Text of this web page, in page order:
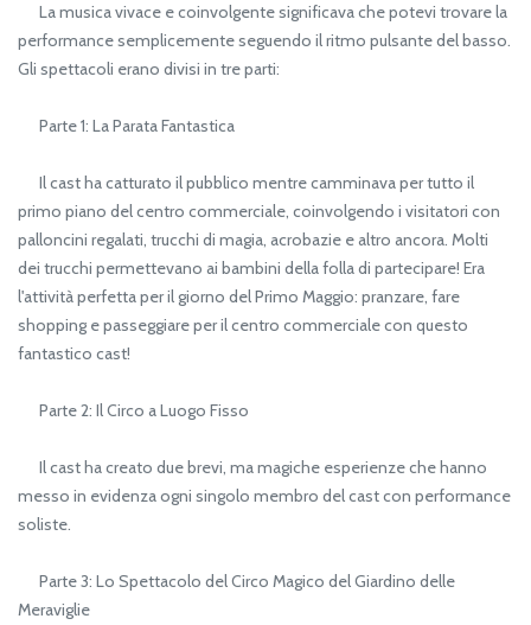
La musica vivace e coinvolgente significava che potevi trovare la
performance semplicemente seguendo il ritmo pulsante del basso.
Gli spettacoli erano divisi in tre parti:
Parte 1: La Parata Fantastica
Il cast ha catturato il pubblico mentre camminava per tutto il
primo piano del centro commerciale, coinvolgendo i visitatori con
palloncini regalati, trucchi di magia, acrobazie e altro ancora. Molti
dei trucchi permettevano ai bambini della folla di partecipare! Era
l'attività perfetta per il giorno del Primo Maggio: pranzare, fare
shopping e passeggiare per il centro commerciale con questo
fantastico cast!
Parte 2: Il Circo a Luogo Fisso
Il cast ha creato due brevi, ma magiche esperienze che hanno
messo in evidenza ogni singolo membro del cast con performance
soliste.
Parte 3: Lo Spettacolo del Circo Magico del Giardino delle
Meraviglie